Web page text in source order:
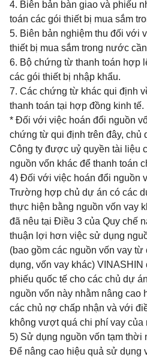
4. Biên bản bàn giao và phiếu
toán các gói thiết bị mua sắm
5. Biên bản nghiệm thu đối với
thiết bị mua sắm trong nước
6. Bộ chứng từ thanh toán hợp
các gói thiết bị nhập khẩu.
7. Các chứng từ khác qui định
thanh toán tại hợp đồng kinh tế.
* Đối với việc hoán đổi nguồn
chứng từ qui định trên đây, chủ
Công ty được uỷ quyền tài liệu
nguồn vốn khác để thanh toán
4) Đối với việc hoán đổi nguồn
Trường hợp chủ dự án có các
thực hiện bằng nguồn vốn vay
đã nêu tại Điều 3 của Quy chế
thuận lợi hơn việc sử dụng
(bao gồm các nguồn vốn vay
dụng, vốn vay khác) VINASHIN
phiếu quốc tế cho các chủ dự
nguồn vốn này nhằm nâng
các chủ nợ chấp nhận và với
không vượt quá chi phí vay của
5) Sử dụng nguồn vốn tạm thời
Để nâng cao hiệu quả sử dụng